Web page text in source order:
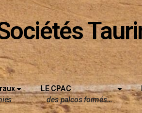
LE CPAC
des palcos formés…